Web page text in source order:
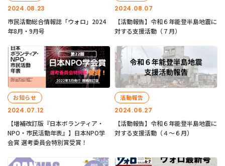
2024.08.23
市民活動総合情報誌「ウォロ」2024
年8月・9月号
2024.08.07
【活動報告】令和６年能登半島地震に
対する支援活動（７月）
2024.07.12
お知らせ
【増補改訂版『日本ボランティア・
NPO・市民活動年表』】日本NPO学
会賞 選考委員会特別賞受賞！
2024.06.27
活動報告
【活動報告】令和６年能登半島地震に
対する支援活動（４〜６月）